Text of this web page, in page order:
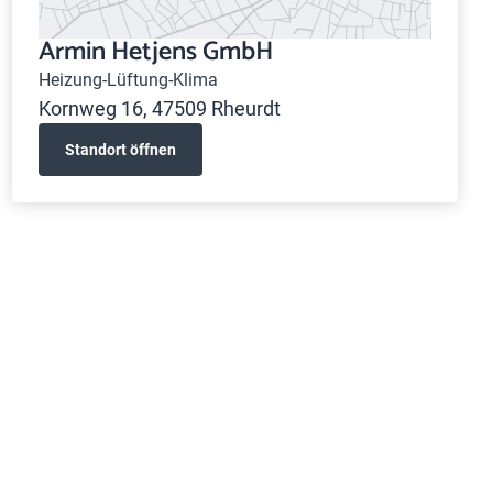
Armin Hetjens GmbH
Heizung-Lüftung-Klima
Kornweg 16, 47509 Rheurdt
Standort öffnen